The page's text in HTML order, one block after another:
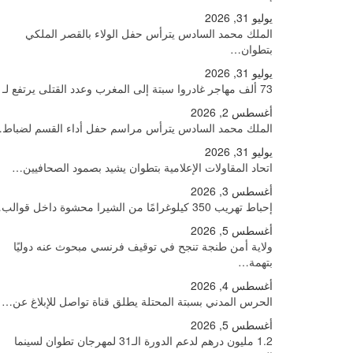
يوليو 31, 2026
الملك محمد السادس يترأس حفل الولاء بالقصر الملكي
بتطوان…
يوليو 31, 2026
73 ألف مهاجر غادروا سبتة إلى المغرب وعدد القتلى يرتفع لـ71
أغسطس 2, 2026
الملك محمد السادس يترأس مراسم حفل أداء القسم
يوليو 31, 2026
اتحاد المقاولات الإعلامية بتطوان يشيد بصمود الصحافيين…
أغسطس 3, 2026
إحباط تهريب 350 كيلوغرامًا من الشيرا محشوة داخل قوالب…
أغسطس 5, 2026
ولاية أمن طنجة تنجح في توقيف فرنسي مبحوث عنه دوليًا
بتهمة…
أغسطس 4, 2026
الحرس المدني بسبتة المحتلة يطلق قناة تواصل للإبلاغ عن…
أغسطس 5, 2026
1.2 مليون درهم لدعم الدورة الـ31 لمهرجان تطوان لسينما